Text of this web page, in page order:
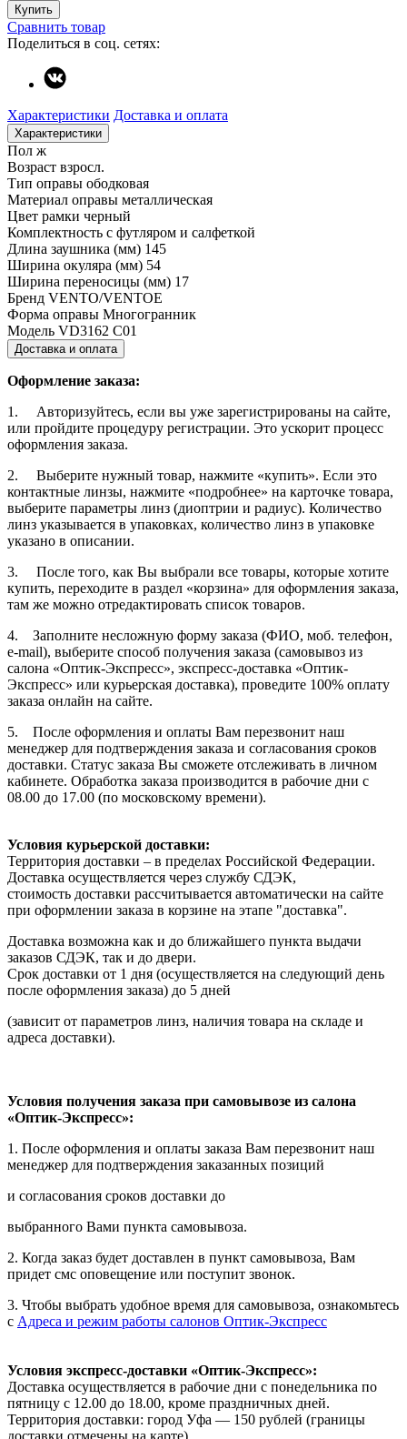
Купить
Сравнить товар
Поделиться в соц. сетях:
Характеристики Доставка и оплата
Характеристики
Пол ж
Возраст взросл.
Тип оправы ободковая
Материал оправы металлическая
Цвет рамки черный
Комплектность с футляром и салфеткой
Длина заушника (мм) 145
Ширина окуляра (мм) 54
Ширина переносицы (мм) 17
Бренд VENTO/VENTOE
Форма оправы Многогранник
Модель VD3162 C01
Доставка и оплата
Оформление заказа:
1. Авторизуйтесь, если вы уже зарегистрированы на сайте,
или пройдите процедуру регистрации. Это ускорит процесс
оформления заказа.
2. Выберите нужный товар, нажмите «купить». Если это
контактные линзы, нажмите «подробнее» на карточке товара,
выберите параметры линз (диоптрии и радиус). Количество
линз указывается в упаковках, количество линз в упаковке
указано в описании.
3. После того, как Вы выбрали все товары, которые хотите
купить, переходите в раздел «корзина» для оформления заказа,
там же можно отредактировать список товаров.
4. Заполните несложную форму заказа (ФИО, моб. телефон,
e-mail), выберите способ получения заказа (самовывоз из
салона «Оптик-Экспресс», экспресс-доставка «Оптик-
Экспресс» или курьерская доставка), проведите 100% оплату
заказа онлайн на сайте.
5. После оформления и оплаты Вам перезвонит наш
менеджер для подтверждения заказа и согласования сроков
доставки. Статус заказа Вы сможете отслеживать в личном
кабинете. Обработка заказа производится в рабочие дни с
08.00 до 17.00 (по московскому времени).
Условия курьерской доставки:
Территория доставки – в пределах Российской Федерации.
Доставка осуществляется через службу СДЭК,
стоимость доставки рассчитывается автоматически на сайте
при оформлении заказа в корзине на этапе "доставка".
Доставка возможна как и до ближайшего пункта выдачи
заказов СДЭК, так и до двери.
Срок доставки от 1 дня (осуществляется на следующий день
после оформления заказа) до 5 дней
(зависит от параметров линз, наличия товара на складе и
адреса доставки).
Условия получения заказа при самовывозе из салона
«Оптик-Экспресс»:
1. После оформления и оплаты заказа Вам перезвонит наш
менеджер для подтверждения заказанных позиций
и согласования сроков доставки до
выбранного Вами пункта самовывоза.
2. Когда заказ будет доставлен в пункт самовывоза, Вам
придет смс оповещение или поступит звонок.
3. Чтобы выбрать удобное время для самовывоза, ознакомьтесь
с Адреса и режим работы салонов Оптик-Экспресс
Условия экспресс-доставки «Оптик-Экспресс»:
Доставка осуществляется в рабочие дни с понедельника по
пятницу с 12.00 до 18.00, кроме праздничных дней.
Территория доставки: город Уфа — 150 рублей (границы
доставки отмечены на карте).